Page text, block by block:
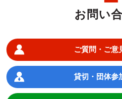
お問い
ご質問・ご意
貸切・団体参